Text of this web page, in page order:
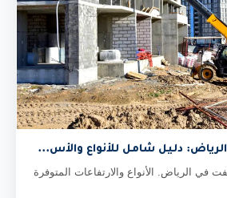
دليل شامل للأنواع والأس...
في الرياض. الأنواع والارتفاعات المتوفرة